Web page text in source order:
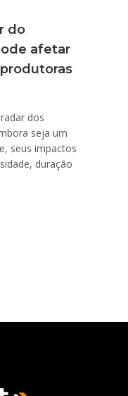
do
afetar
dos
seja um
seus impactos
duração